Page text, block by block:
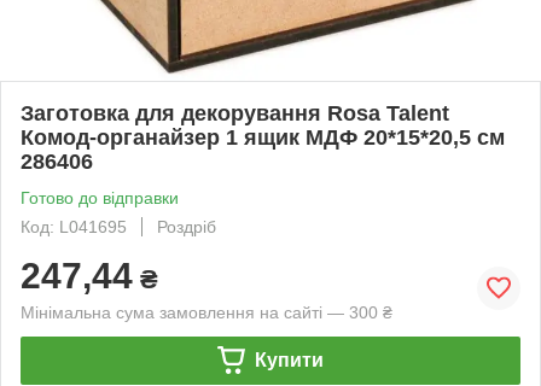
Заготовка для декорування Rosa Talent
Комод-органайзер 1 ящик МДФ 20*15*20,5 см
286406
Готово до відправки
Код: L041695
Роздріб
247,44 ₴
Мінімальна сума замовлення на сайті — 300 ₴
Купити